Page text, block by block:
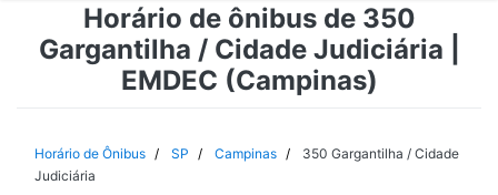
Sobre
Minas Gerais
Horário de ônibus de 350
Gargantilha / Cidade Judiciária |
EMDEC (Campinas)
Horário de Ônibus SP Campinas
350 Gargantilha / Cidade
Judiciária